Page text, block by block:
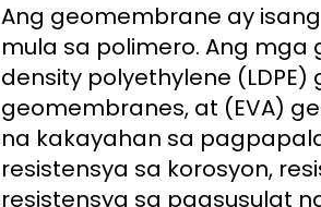
Ang geomembrane ay
mula sa polimero. Ang
density polyethylene
geomembranes, at (EVA)
na kakayahan sa
resistensya sa korosyon,
resistensya sa pagsusulat